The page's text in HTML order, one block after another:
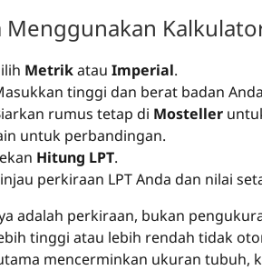
Menggunakan
Metrikatau Imperial.
tinggi dan berat badan
rumus tetap di Mosteller
untuk perbandingan.
Hitung LPT.
perkiraan LPT Anda dan nilai
adalah perkiraan, bukan
tinggi atau lebih rendah tidak
mencerminkan ukuran tubuh,